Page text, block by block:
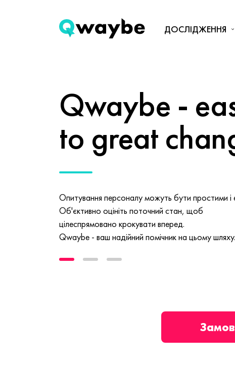
ДОСЛІДЖЕННЯ
Qwaybe -
to great
Опитування персоналу можуть бути простими і
Об'єктивно оцініть поточний стан, щоб
цілеспрямовано крокувати вперед.
Qwaybe - ваш надійний помічник на цьому шляху.